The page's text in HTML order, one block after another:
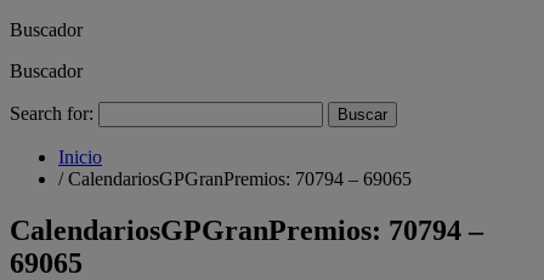
Buscador
Buscador
Search for:
Inicio
/CalendariosGPGranPremios: 70794 – 69065
CalendariosGPGranPremios: 70794 –
69065